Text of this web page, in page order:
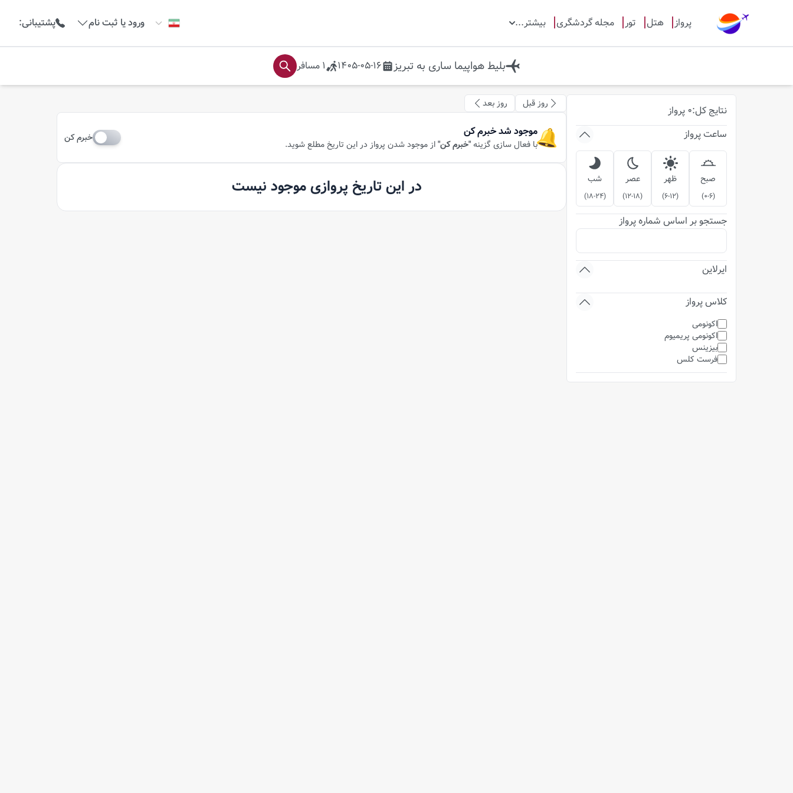
پرواز هتل تور مجله گردشگری بیشتر... ورود یا ثبت نام پشتیبانی:
بلیط هواپیما ساری به تبريز 1405-05-16
1 مسافر
نتایج کل:
0 پرواز
ساعت پرواز
صبح
(
0-6
)
ظهر
(
6-12
)
عصر
(
12-18
)
شب
(
18-24
)
جستجو بر اساس شماره پرواز
ایرلاین
کلاس پرواز
اکونومی
اکونومی پریمیوم
بیزینس
فرست کلس
روز قبل روز بعد
موجود شد خبرم کن
با فعال سازی گزینه"خبرم کن"از موجود شدن پرواز در این تاریخ مطلع شوید.
خبرم کن
در این تاریخ پروازی موجود نیست